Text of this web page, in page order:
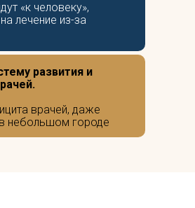
«к человеку»,
лечение из-за
развития и
врачей, даже
в небольшом городе